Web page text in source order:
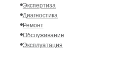
Экспертиза
Диагностика
Ремонт
Обслуживание
Эксплуатация